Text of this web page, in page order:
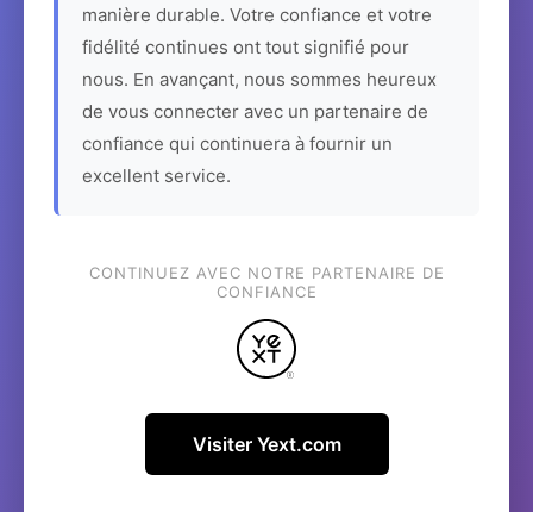
manière durable. Votre confiance et votre
fidélité continues ont tout signifié pour
nous. En avançant, nous sommes heureux
de vous connecter avec un partenaire de
confiance qui continuera à fournir un
excellent service.
CONTINUEZ AVEC NOTRE PARTENAIRE DE
CONFIANCE
Visiter Yext.com